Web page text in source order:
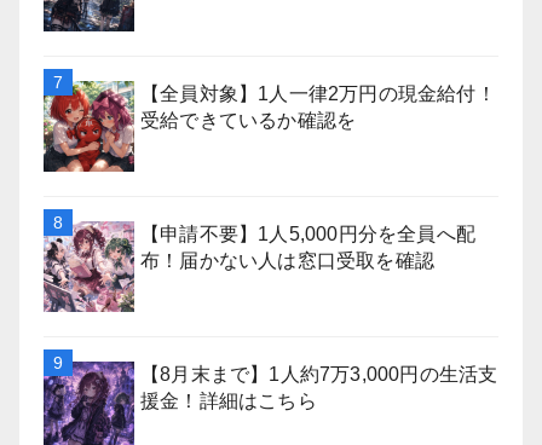
【全員対象】1人一律2万円の現金給付！
受給できているか確認を
【申請不要】1人5,000円分を全員へ配
布！届かない人は窓口受取を確認
【8月末まで】1人約7万3,000円の生活支
援金！詳細はこちら